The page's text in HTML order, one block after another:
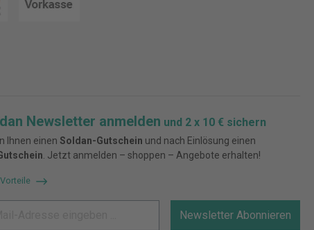
Newsletter anmelden und 2 x 10 € sichern
Ihnen einen Soldan-Gutschein und nach Einlösung einen
. Jetzt anmelden – shoppen – Angebote erhalten!
Newsletter Abonnieren